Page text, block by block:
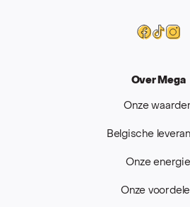
Over Mega
Onze
Belgische
Onze energie
Onze